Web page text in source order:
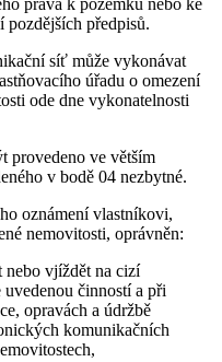
pozdějších předpisů.
síť může vykonávat
úřadu o omezení
ode dne vykonatelnosti
provedeno ve větším
v bodě 04 nezbytné.
oznámení vlastníkovi,
nemovitosti, oprávněn:
nebo vjíždět na cizí
činností a při
opravách a údržbě
komunikačních